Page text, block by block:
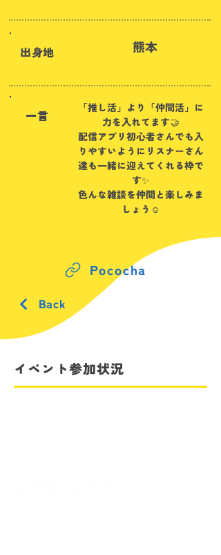
出身地 熊本
一言
「推し活」より「仲間活」に
力を入れてます🤝
配信アプリ初心者さんでも入
りやすいようにリスナーさん
達も一緒に迎えてくれる枠で
す✨
色んな雑談を仲間と楽しみま
しょう☺️
Pococha
Back
イベント参加状況